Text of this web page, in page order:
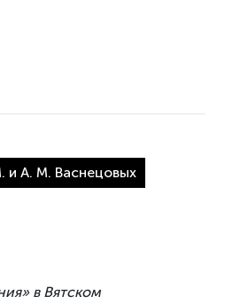
и А. М. Васнецовых
в Вятском